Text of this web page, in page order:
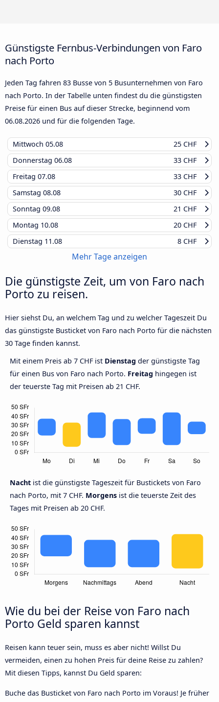
Günstigste Fernbus-Verbindungen von Faro
nach Porto
Jeden Tag fahren 83 Busse von 5 Busunternehmen von Faro
nach Porto. In der Tabelle unten findest du die günstigsten
Preise für einen Bus auf dieser Strecke, beginnend vom
06.08.2026 und für die folgenden Tage.
Mittwoch 05.08
25 CHF
Donnerstag 06.08
33 CHF
Freitag 07.08
33 CHF
Samstag 08.08
30 CHF
Sonntag 09.08
21 CHF
Montag 10.08
20 CHF
Dienstag 11.08 8 CHF
Mehr Tage anzeigen
Die günstigste Zeit, um von Faro nach
Porto zu reisen.
Hier siehst Du, an welchem Tag und zu welcher Tageszeit Du
das günstigste Busticket von Faro nach Porto für die nächsten
30 Tage finden kannst.
Mit einem Preis ab 7 CHF ist Dienstag der günstigste Tag
für einen Bus von Faro nach Porto. Freitag hingegen ist
der teuerste Tag mit Preisen ab 21 CHF.
Nacht ist die günstigste Tageszeit für Bustickets von Faro
nach Porto, mit 7 CHF. Morgens ist die teuerste Zeit des
Tages mit Preisen ab 20 CHF.
Wie du bei der Reise von Faro nach
Porto Geld sparen kannst
Reisen kann teuer sein, muss es aber nicht! Willst Du
vermeiden, einen zu hohen Preis für deine Reise zu zahlen?
Mit diesen Tipps, kannst Du Geld sparen:
Buche das Busticket von Faro nach Porto im Voraus! Je früher